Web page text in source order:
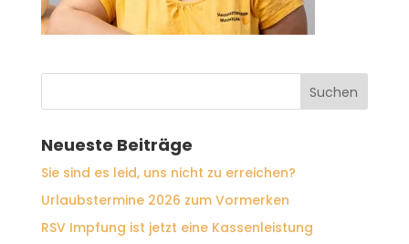
Neueste Beiträge
Sie sind es leid, uns nicht zu erreichen?
Urlaubstermine 2026 zum Vormerken
RSV Impfung ist jetzt eine Kassenleistung